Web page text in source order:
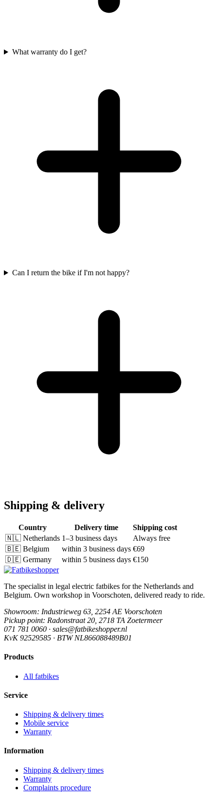
What warranty do I get?
Can I return the bike if I'm not happy?
Shipping & delivery
Country Delivery time
Shipping cost
🇳🇱 Netherlands 1–3 business days
Always free
🇧🇪 Belgium within 3 business days €69
🇩🇪 Germany within 5 business days €150
The specialist in legal electric fatbikes for the Netherlands and
Belgium. Own workshop in Voorschoten, delivered ready to ride.
Showroom: Industrieweg 63, 2254 AE Voorschoten
Pickup point: Radonstraat 20, 2718 TA Zoetermeer
071 781 0060 · sales@fatbikeshopper.nl
KvK 92529585 · BTW NL866088489B01
Products
All fatbikes
Service
Shipping & delivery times
Mobile service
Warranty
Information
Shipping & delivery times
Warranty
Complaints procedure